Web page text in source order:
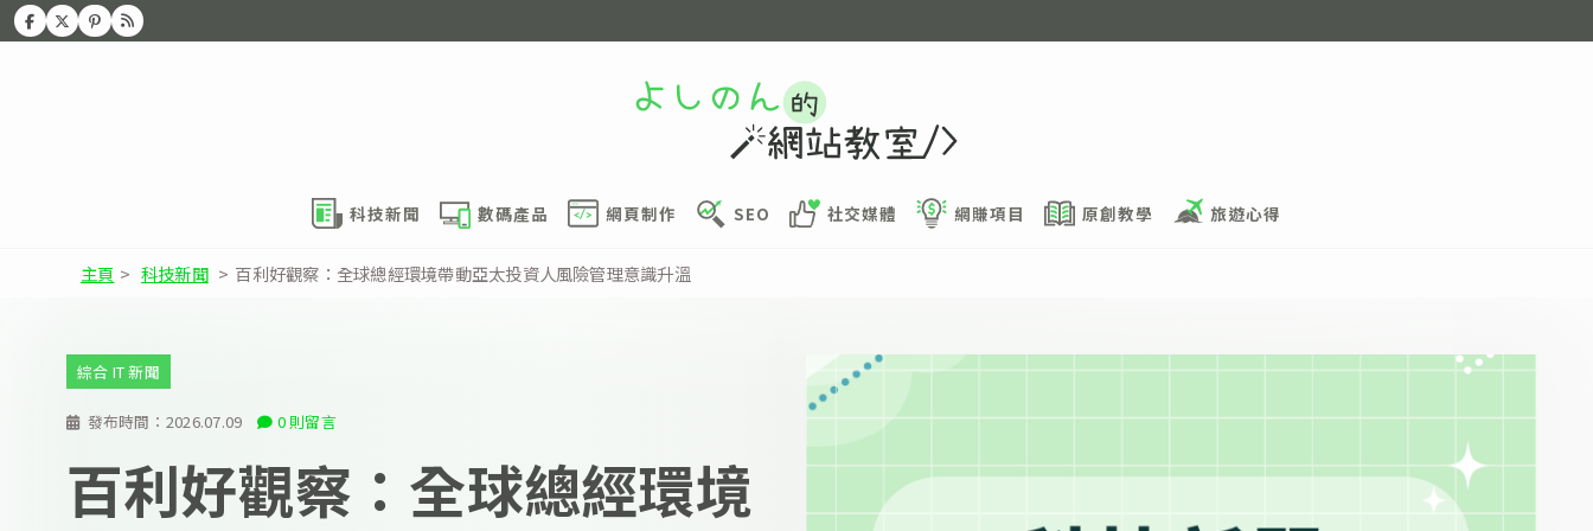
科技新聞 數碼產品 網頁制作 SEO 社交媒體 網賺項目 原創教學 旅遊心得
主頁 > 科技新聞 > 百利好觀察：全球總經環境帶動亞太投資人風險管理意識升溫
發布時間： 2026.07.09 0 則留言
綜合 IT 新聞
百利好觀察：全球總經環境